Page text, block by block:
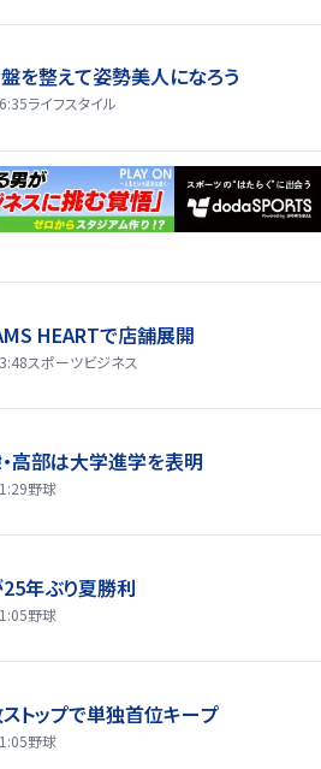
を整えて姿勢美人になろう
ライフスタイル
HEARTで店舗展開
スポーツビジネス
高部は大学進学を表明
野球
年ぶり夏勝利
野球
トップで単独首位キープ
野球